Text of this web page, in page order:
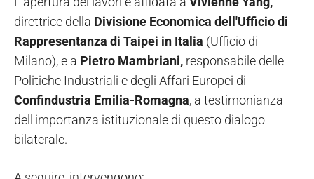
direttrice della Divisione Economica dell'Ufficio di
Rappresentanza di Taipei in Italia (Ufficio di
Milano), e a Pietro Mambriani, responsabile delle
Politiche Industriali e degli Affari Europei di
Confindustria Emilia-Romagna, a testimonianza
dell'importanza istituzionale di questo dialogo
bilaterale.